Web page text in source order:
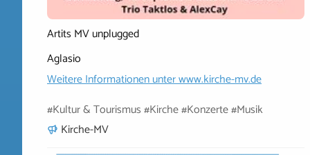
Artits MV unplugged
Aglasio
Weitere Informationen unterwww.kirche-mv.de
#Kultur & Tourismus #Kirche #Konzerte #Musik
Kirche-MV